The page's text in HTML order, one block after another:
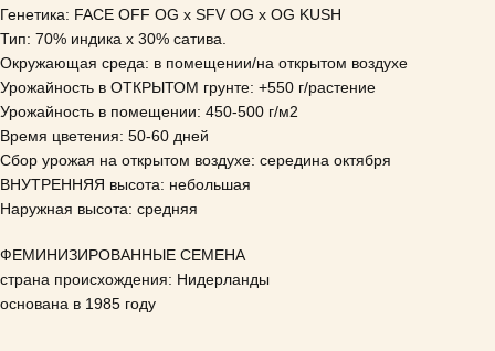
Генетика: FACE OFF OG x SFV OG x OG KUSH
Тип: 70% индика х 30% сатива.
Окружающая среда: в помещении/на открытом воздухе
Урожайность в ОТКРЫТОМ грунте: +550 г/растение
Урожайность в помещении: 450-500 г/м2
Время цветения: 50-60 дней
Сбор урожая на открытом воздухе: середина октября
ВНУТРЕННЯЯ высота: небольшая
Наружная высота: средняя
ФЕМИНИЗИРОВАННЫЕ СЕМЕНА
страна происхождения: Нидерланды
основана в 1985 году